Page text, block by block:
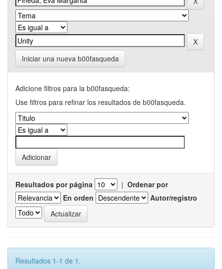
Iniciar una nueva b00fasqueda
Adicione filtros para la b00fasqueda:
Use filtros para refinar los resultados de b00fasqueda.
Resultados por página | Ordenar por
En orden
Autor/registro
Resultados 1-1 de 1.